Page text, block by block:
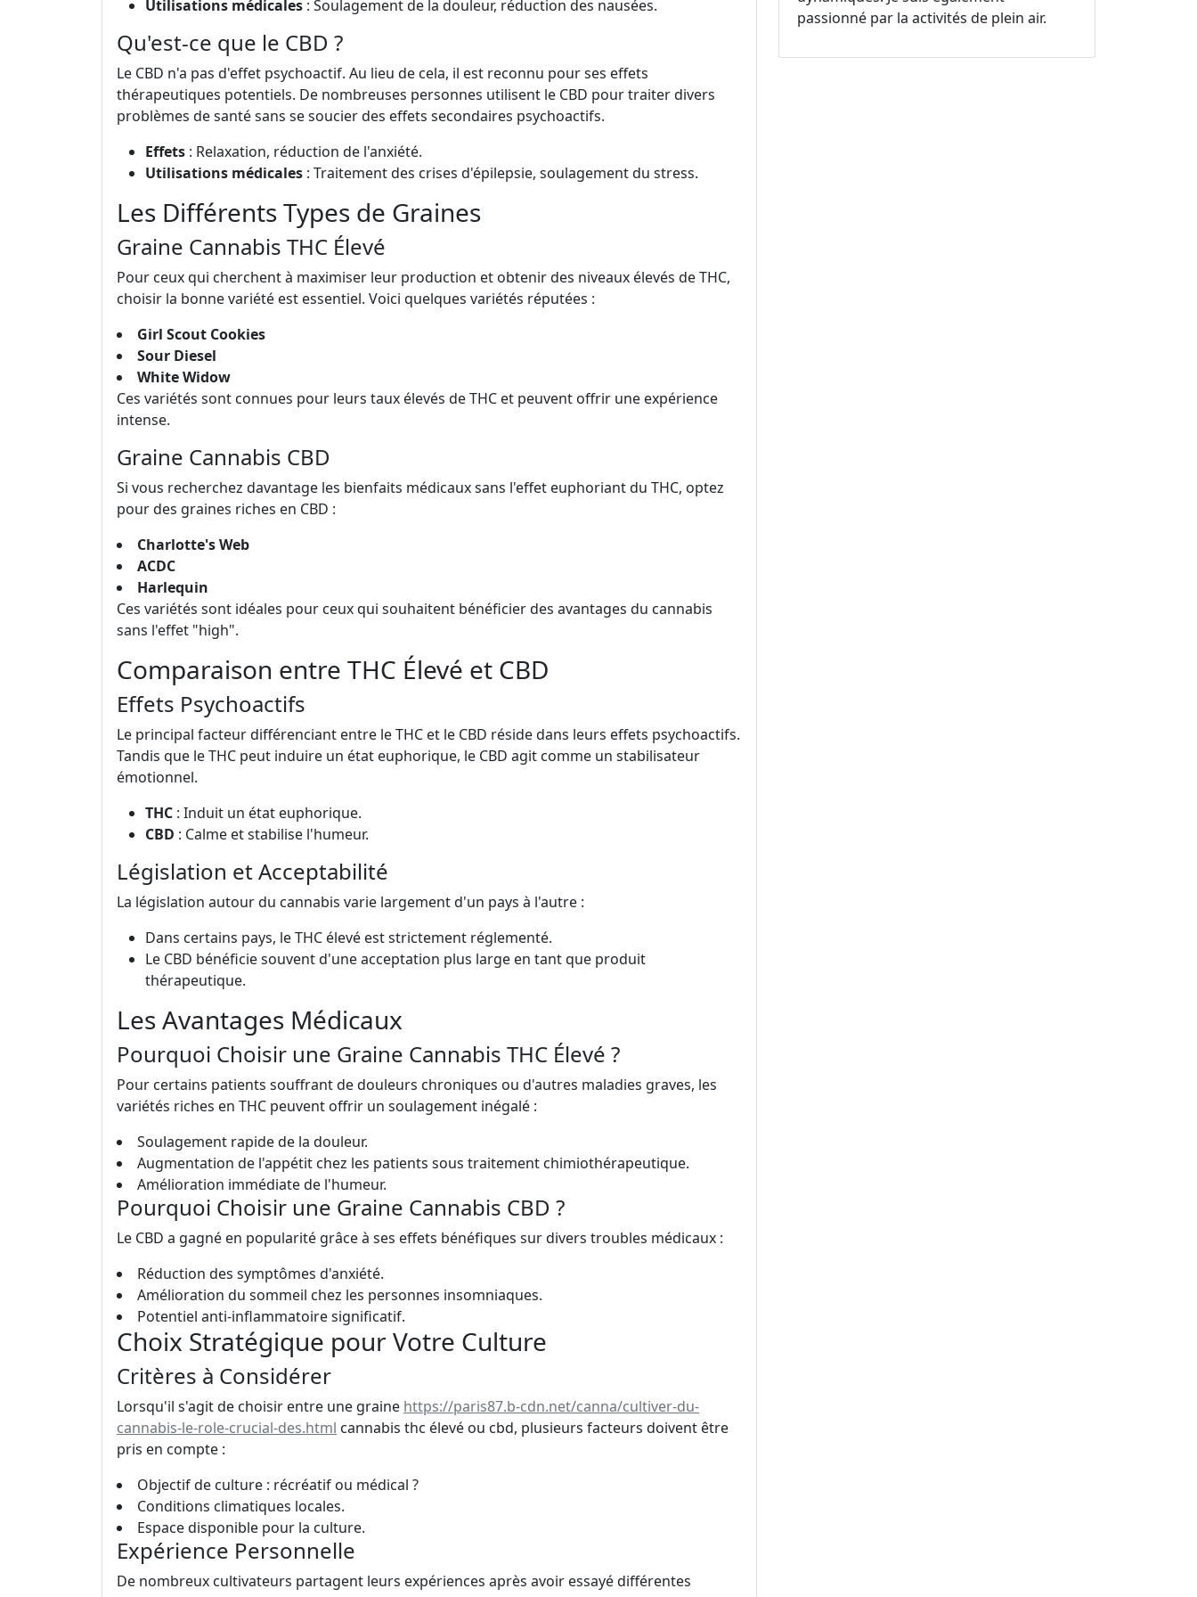
Utilisations médicales : Soulagement de la douleur, réduction des nausées.
Qu'est-ce que le CBD ?
Le CBD n'a pas d'effet psychoactif. Au lieu de cela, il est reconnu pour ses effets
thérapeutiques potentiels. De nombreuses personnes utilisent le CBD pour traiter divers
problèmes de santé sans se soucier des effets secondaires psychoactifs.
Effets : Relaxation, réduction de l'anxiété.
Utilisations médicales : Traitement des crises d'épilepsie, soulagement du stress.
Les Différents Types de Graines
Graine Cannabis THC Élevé
Pour ceux qui cherchent à maximiser leur production et obtenir des niveaux élevés de THC,
choisir la bonne variété est essentiel. Voici quelques variétés réputées :
Girl Scout Cookies
Sour Diesel
White Widow
Ces variétés sont connues pour leurs taux élevés de THC et peuvent offrir une expérience
intense.
Graine Cannabis CBD
Si vous recherchez davantage les bienfaits médicaux sans l'effet euphoriant du THC, optez
pour des graines riches en CBD :
Charlotte's Web
ACDC
Harlequin
Ces variétés sont idéales pour ceux qui souhaitent bénéficier des avantages du cannabis
sans l'effet "high".
Comparaison entre THC Élevé et CBD
Effets Psychoactifs
Le principal facteur différenciant entre le THC et le CBD réside dans leurs effets psychoactifs.
Tandis que le THC peut induire un état euphorique, le CBD agit comme un stabilisateur
émotionnel.
THC : Induit un état euphorique.
CBD : Calme et stabilise l'humeur.
Législation et Acceptabilité
La législation autour du cannabis varie largement d'un pays à l'autre :
Dans certains pays, le THC élevé est strictement réglementé.
Le CBD bénéficie souvent d'une acceptation plus large en tant que produit
thérapeutique.
Les Avantages Médicaux
Pourquoi Choisir une Graine Cannabis THC Élevé ?
Pour certains patients souffrant de douleurs chroniques ou d'autres maladies graves, les
variétés riches en THC peuvent offrir un soulagement inégalé :
Soulagement rapide de la douleur.
Augmentation de l'appétit chez les patients sous traitement chimiothérapeutique.
Amélioration immédiate de l'humeur.
Pourquoi Choisir une Graine Cannabis CBD ?
Le CBD a gagné en popularité grâce à ses effets bénéfiques sur divers troubles médicaux :
Réduction des symptômes d'anxiété.
Amélioration du sommeil chez les personnes insomniaques.
Potentiel anti-inflammatoire significatif.
Choix Stratégique pour Votre Culture
Critères à Considérer
Lorsqu'il s'agit de choisir entre une graine https://paris87.b-cdn.net/canna/cultiver-du-
cannabis-le-role-crucial-des.html cannabis thc élevé ou cbd, plusieurs facteurs doivent être
pris en compte :
Objectif de culture : récréatif ou médical ?
Conditions climatiques locales.
Espace disponible pour la culture.
Expérience Personnelle
De nombreux cultivateurs partagent leurs expériences après avoir essayé différentes
passionné par la activités de plein air.